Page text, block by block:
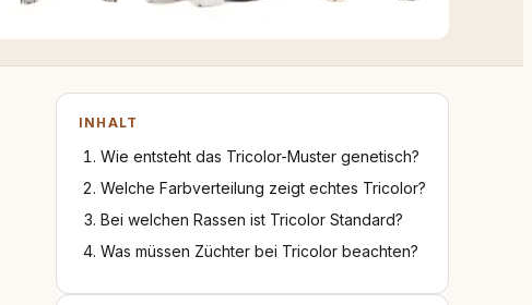
INHALT
Wie entsteht das Tricolor-Muster genetisch?
Welche Farbverteilung zeigt echtes Tricolor?
Bei welchen Rassen ist Tricolor Standard?
Was müssen Züchter bei Tricolor beachten?